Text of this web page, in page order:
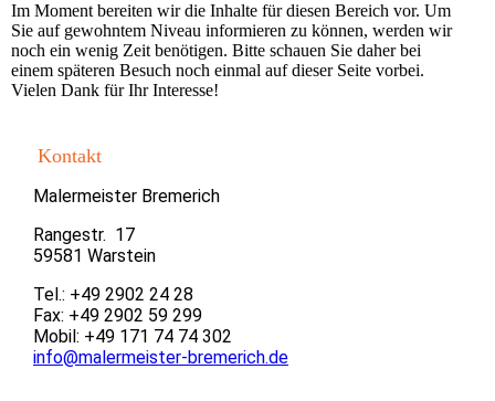
Im Moment bereiten wir die Inhalte für diesen Bereich vor. Um
Sie auf gewohntem Niveau informieren zu können, werden wir
noch ein wenig Zeit benötigen. Bitte schauen Sie daher bei
einem späteren Besuch noch einmal auf dieser Seite vorbei.
Vielen Dank für Ihr Interesse!
Kontakt
Malermeister Bremerich
Rangestr. 17
59581 Warstein
Tel.: +49 2902 24 28
Fax: +49 2902 59 299
Mobil: +49 171 74 74 302
info@malermeister-bremerich.de